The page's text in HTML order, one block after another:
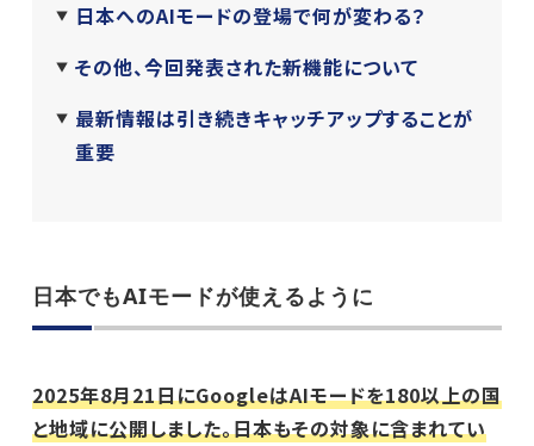
日本へのAIモードの登場で何が変わる？
その他、今回発表された新機能について
最新情報は引き続きキャッチアップすることが
重要
日本でもAIモードが使えるように
2025年8月21日にGoogleはAIモードを180以上の国
と地域に公開しました。日本もその対象に含まれてい